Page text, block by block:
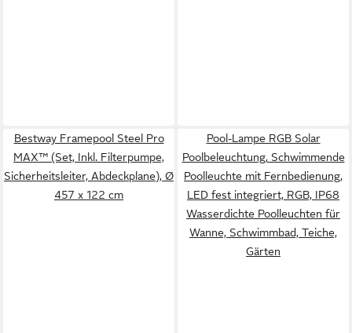
Bestway Framepool Steel Pro
MAX™ (Set, Inkl. Filterpumpe,
Sicherheitsleiter, Abdeckplane), Ø
457 x 122 cm
Pool-Lampe RGB Solar
Poolbeleuchtung, Schwimmende
Poolleuchte mit Fernbedienung,
LED fest integriert, RGB, IP68
Wasserdichte Poolleuchten für
Wanne, Schwimmbad, Teiche,
Gärten